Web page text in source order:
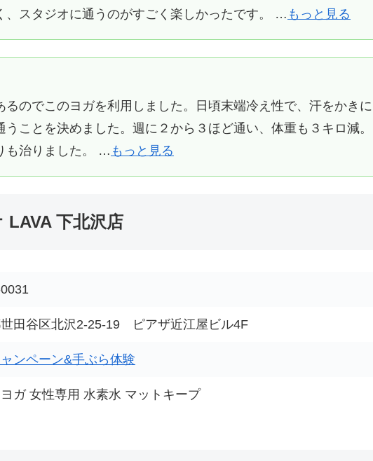
、スタジオに通うのがすごく楽しかったです。 … もっと見る
るのでこのヨガを利用しました。日頃末端冷え性で、汗をかきに
うことを決めました。週に２から３ほど通い、体重も３キロ減。
も治りました。 … もっと見る
下北沢店
田谷区北沢2-25-19 ピアザ近江屋ビル4F
ンペーン&手ぶら体験
ガ 女性専用 水素水 マットキープ